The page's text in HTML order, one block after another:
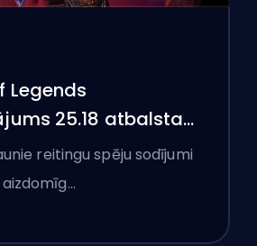
Legends
25.18 atbalsta
un boostēšanas
reitingu spēju sodījumi